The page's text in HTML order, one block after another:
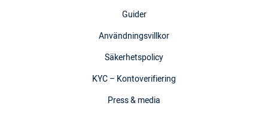
Guider
Användningsvillkor
Säkerhetspolicy
KYC – Kontoverifiering
Press & media